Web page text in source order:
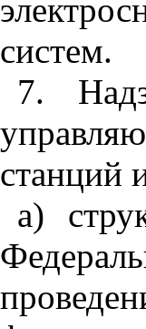
систем.
7.
станций
а)